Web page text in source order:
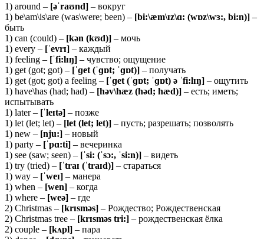
1) around – [əˈraʊnd] – вокруг
1) be\am\is\are (was\were; been) – [bi:\æm\ɪz\ɑ: (wɒz\wɜ:, bi:n)] –
быть
1) can (could) – [kən (kʊd)] – мочь
1) every – [ˈevrɪ] – каждый
1) feeling – [ˈfi:lɪŋ] – чувство; ощущение
1) get (got; got) – [ˈɡet (ˈɡɒt; ˈɡɒt)] – получать
1) get (got; got) a feeling – [ˈɡet (ˈɡɒt; ˈɡɒt) ə ˈfi:lɪŋ] – ощутить
1) have\has (had; had) – [həv\hæz (həd; hæd)] – есть; иметь;
испытывать
1) later – [ˈleɪtə] – позже
1) let (let; let) – [let (let; let)] – пусть; разрешать; позволять
1) new – [nju:] – новый
1) party – [ˈpɑ:ti] – вечеринка
1) see (saw; seen) – [ˈsi: (ˈsɔ:, ˈsi:n)] – видеть
1) try (tried) – [ˈtraɪ (ˈtraɪd)] – стараться
1) way – [ˈweɪ] – манера
1) when – [wen] – когда
1) where – [weə] – где
2) Christmas – [krɪsməs] – Рождество; Рождественская
2) Christmas tree – [krɪsməs tri:] – рождественская ёлка
2) couple – [kʌpl] – пара